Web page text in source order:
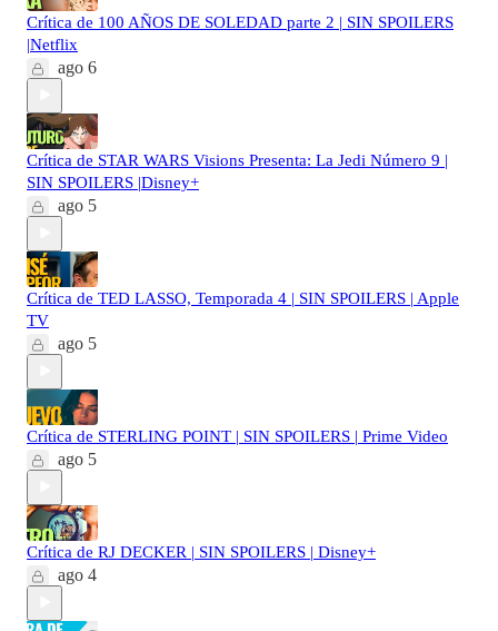
Crítica de 100 AÑOS DE SOLEDAD parte 2 | SIN SPOILERS
|Netflix
ago 6
Crítica de STAR WARS Visions Presenta: La Jedi Número 9 |
SIN SPOILERS |Disney+
ago 5
Crítica de TED LASSO, Temporada 4 | SIN SPOILERS | Apple
TV
ago 5
Crítica de STERLING POINT | SIN SPOILERS | Prime Video
ago 5
Crítica de RJ DECKER | SIN SPOILERS | Disney+
ago 4